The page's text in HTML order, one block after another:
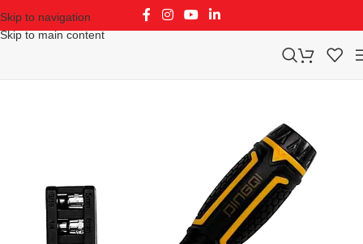
Skip to navigation
Skip to main content